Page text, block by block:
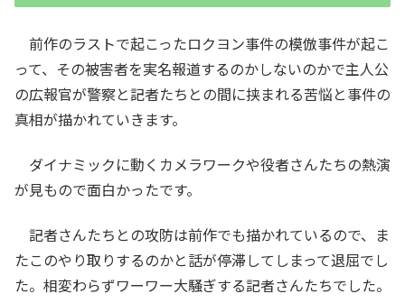
前作のラストで起こったロクヨン事件の模倣事件が起こ
って、その被害者を実名報道するのかしないのかで主人公
の広報官が警察と記者たちとの間に挟まれる苦悩と事件の
真相が描かれていきます。
ダイナミックに動くカメラワークや役者さんたちの熱演
が見もので面白かったです。
記者さんたちとの攻防は前作でも描かれているので、ま
たこのやり取りするのかと話が停滞してしまって退屈でし
た。相変わらずワーワー大騒ぎする記者さんたちでした。